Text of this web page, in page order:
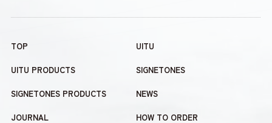
TOP
UITU
UITU PRODUCTS
SIGNETONES
SIGNETONES PRODUCTS
NEWS
JOURNAL
HOW TO ORDER